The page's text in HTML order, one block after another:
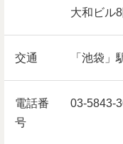
大和ビル
交通 「池袋
電話番
号
03-5843-